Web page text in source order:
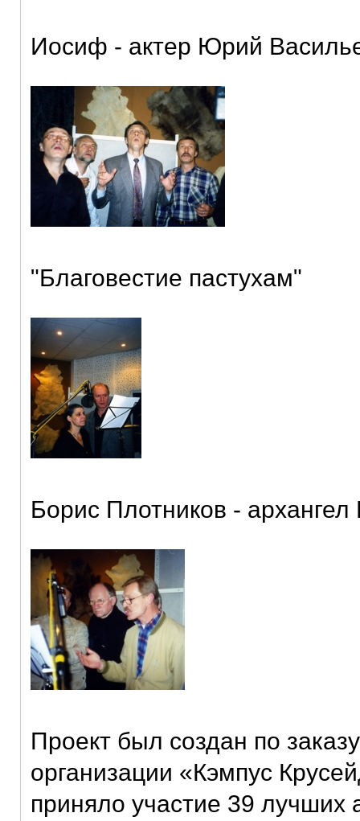
Иосиф - актер Юрий
"Благовестие пастухам"
Борис Плотников - архангел
Проект был создан по
организации «Кэмпус
приняло участие 39 лучших